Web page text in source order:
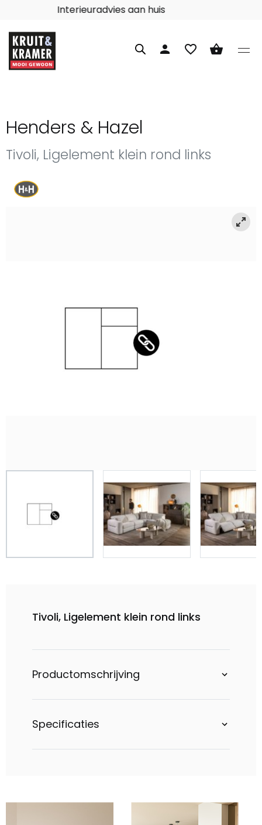
Interieuradvies aan huis
person favorite_border shopping_basket
Henders & Hazel
Tivoli, Ligelement klein rond links
Tivoli, Ligelement klein rond links
Productomschrijving
Specificaties